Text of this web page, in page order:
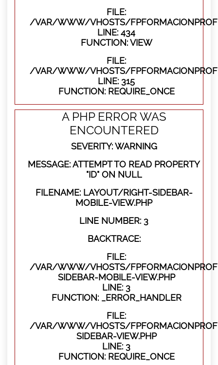
FILE:
/VAR/WWW/VHOSTS/
LINE: 434
FUNCTION: VIEW
FILE:
/VAR/WWW/VHOSTS/
LINE: 315
FUNCTION: REQUIRE_ONCE
A PHP ERROR WAS
ENCOUNTERED
SEVERITY: WARNING
MESSAGE: ATTEMPT TO READ PROPERTY
"ID" ON NULL
FILENAME: LAYOUT/RIGHT-SIDEBAR-
MOBILE-VIEW.PHP
LINE NUMBER: 3
BACKTRACE:
FILE:
/VAR/WWW/VHOSTS/
SIDEBAR-MOBILE-VIEW.PHP
LINE: 3
FUNCTION: _ERROR_HANDLER
FILE:
/VAR/WWW/VHOSTS/
SIDEBAR-VIEW.PHP
LINE: 3
FUNCTION: REQUIRE_ONCE